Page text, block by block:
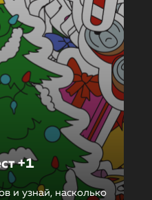
+1
и узнай, насколько